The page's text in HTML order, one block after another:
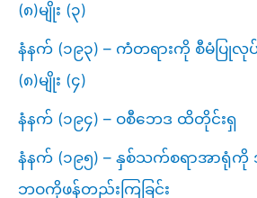
(၈)မျိုး (၃)
နံနက် (၁၉၃) – ကံတရားကို စီမံပြုလု
(၈)မျိုး (၄)
နံနက် (၁၉၄) – ဝစီဘေဒ ထိတိုင်းရှ
နံနက် (၁၉၅) – နှစ်သက်စရာအာရုံကို အ
ဘဝကိုဖန်တည်းကြခြင်း